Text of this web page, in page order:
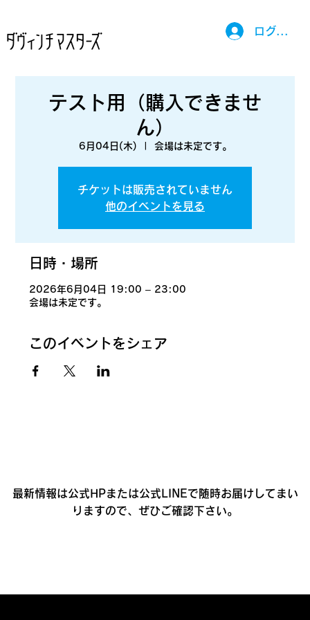
テスト用（購入できませ
ん）
6月04日(木) 会場は未定です。
チケットは販売されていません
他のイベントを見る
日時・場所
2026年6月04日 19:00 – 23:00
会場は未定です。
このイベントをシェア
最新情報は公式HPまたは公式LINEで随時お届けしてまい
りますので、ぜひご確認下さい。
ログイン